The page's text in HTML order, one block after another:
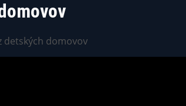
detských domovov